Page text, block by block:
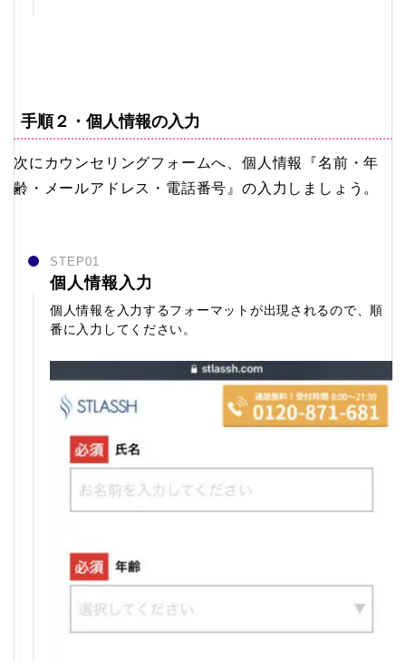
手順２・個人情報の入力
次にカウンセリングフォームへ、個人情報『名前・年
齢・メールアドレス・電話番号』の入力しましょう。
STEP01
個人情報入力
個人情報を入力するフォーマットが出現されるので、順
番に入力してください。